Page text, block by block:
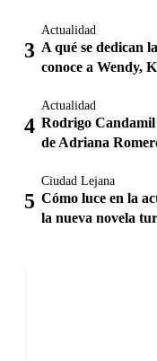
Actualidad
A qué se dedican
conoce a Wendy,
Actualidad
Rodrigo Candamil
de Adriana
Ciudad Lejana
Cómo luce en la
la nueva novela